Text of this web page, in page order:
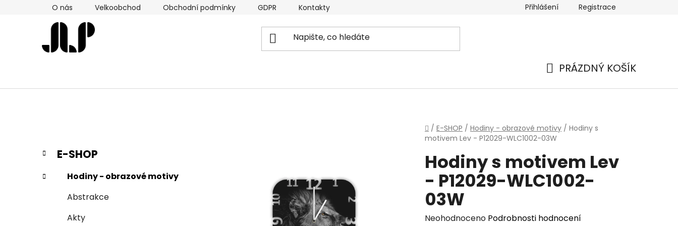
O nás Velkoobchod Obchodní podmínky GDPR Kontakty Přihlášení Registrace
PRÁZDNÝ KOŠÍK
Domů
/ E-SHOP / Hodiny - obrazové motivy / Hodiny s
motivem Lev - P12029-WLC1002-03W
P
s
Přeskočit
kategorie
K
a
t
e
E-SHOP
Hodiny - obrazové motivy
Abstrakce
Akty
Hodiny s motivem Lev
- P12029-WLC1002-
03W
Průměrné
Neohodnoceno Podrobnosti hodnocení